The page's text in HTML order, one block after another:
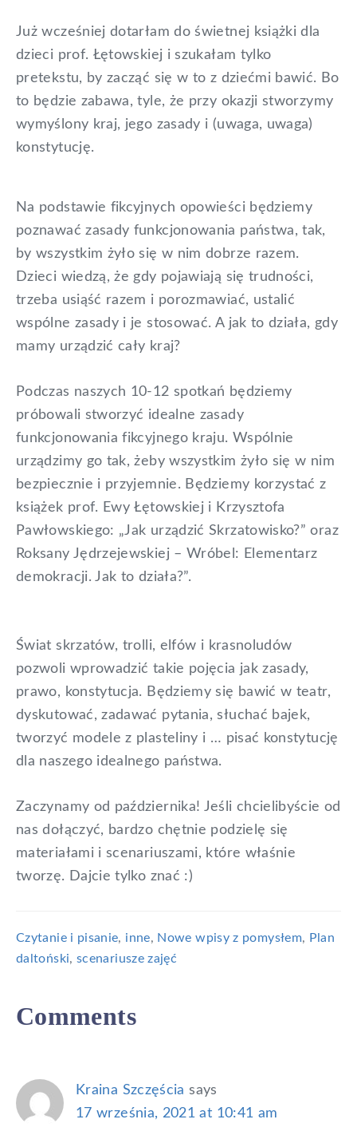
Już wcześniej dotarłam do świetnej książki dla
dzieci prof. Łętowskiej i szukałam tylko
pretekstu, by zacząć się w to z dziećmi bawić. Bo
to będzie zabawa, tyle, że przy okazji stworzymy
wymyślony kraj, jego zasady i (uwaga, uwaga)
konstytucję.
Na podstawie fikcyjnych opowieści będziemy
poznawać zasady funkcjonowania państwa, tak,
by wszystkim żyło się w nim dobrze razem.
Dzieci wiedzą, że gdy pojawiają się trudności,
trzeba usiąść razem i porozmawiać, ustalić
wspólne zasady i je stosować. A jak to działa, gdy
mamy urządzić cały kraj?
Podczas naszych 10-12 spotkań będziemy
próbowali stworzyć idealne zasady
funkcjonowania fikcyjnego kraju. Wspólnie
urządzimy go tak, żeby wszystkim żyło się w nim
bezpiecznie i przyjemnie. Będziemy korzystać z
książek prof. Ewy Łętowskiej i Krzysztofa
Pawłowskiego: „Jak urządzić Skrzatowisko?” oraz
Roksany Jędrzejewskiej – Wróbel: Elementarz
demokracji. Jak to działa?”.
Świat skrzatów, trolli, elfów i krasnoludów
pozwoli wprowadzić takie pojęcia jak zasady,
prawo, konstytucja. Będziemy się bawić w teatr,
dyskutować, zadawać pytania, słuchać bajek,
tworzyć modele z plasteliny i … pisać konstytucję
dla naszego idealnego państwa.
Zaczynamy od października! Jeśli chcielibyście od
nas dołączyć, bardzo chętnie podzielę się
materiałami i scenariuszami, które właśnie
tworzę. Dajcie tylko znać :)
Czytanie i pisanie, inne, Nowe wpisy z pomysłem, Plan
daltoński, scenariusze zajęć
Reader
Comments
Kraina Szczęścia says
17 września, 2021 at 10:41 am